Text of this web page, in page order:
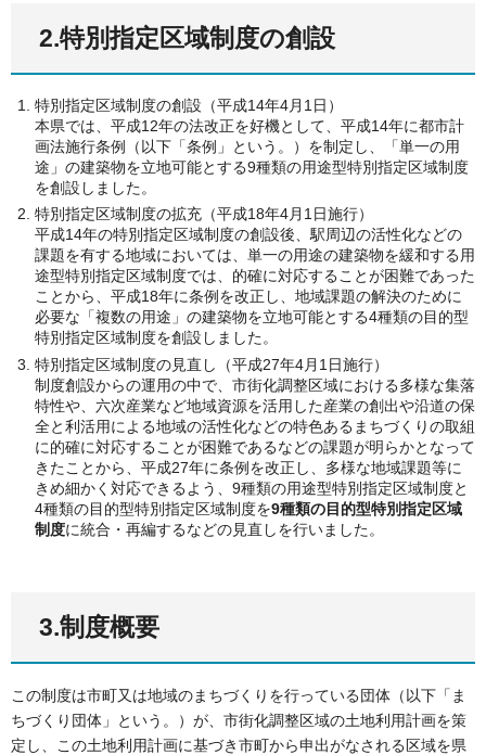
2.特別指定区域制度の創設
特別指定区域制度の創設（平成14年4月1日）
本県では、平成12年の法改正を好機として、平成14年に都市計
画法施行条例（以下「条例」という。）を制定し、「単一の用
途」の建築物を立地可能とする9種類の用途型特別指定区域制度
を創設しました。
特別指定区域制度の拡充（平成18年4月1日施行）
平成14年の特別指定区域制度の創設後、駅周辺の活性化などの
課題を有する地域においては、単一の用途の建築物を緩和する用
途型特別指定区域制度では、的確に対応することが困難であった
ことから、平成18年に条例を改正し、地域課題の解決のために
必要な「複数の用途」の建築物を立地可能とする4種類の目的型
特別指定区域制度を創設しました。
特別指定区域制度の見直し（平成27年4月1日施行）
制度創設からの運用の中で、市街化調整区域における多様な集落
特性や、六次産業など地域資源を活用した産業の創出や沿道の保
全と利活用による地域の活性化などの特色あるまちづくりの取組
に的確に対応することが困難であるなどの課題が明らかとなって
きたことから、平成27年に条例を改正し、多様な地域課題等に
きめ細かく対応できるよう、9種類の用途型特別指定区域制度と
4種類の目的型特別指定区域制度を9種類の目的型特別指定区域
制度に統合・再編するなどの見直しを行いました。
3.制度概要
この制度は市町又は地域のまちづくりを行っている団体（以下「ま
ちづくり団体」という。）が、市街化調整区域の土地利用計画を策
定し、この土地利用計画に基づき市町から申出がなされる区域を県